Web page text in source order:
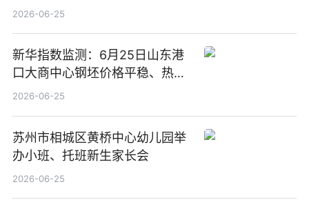
告-微资讯
2026-06-25
新华指数监测：6月25日山东港
口大商中心钢坯价格平稳、热轧
C料价格微幅下跌
2026-06-25
苏州市相城区黄桥中心幼儿园举
办小班、托班新生家长会
2026-06-25